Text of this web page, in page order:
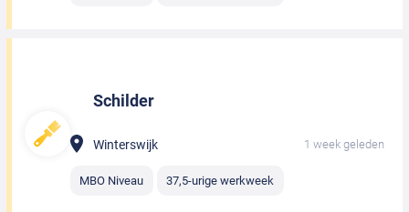
Schilder
Winterswijk 1 week geleden
MBO Niveau 37,5-urige werkweek